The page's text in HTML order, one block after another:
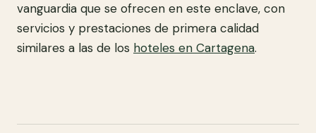
vanguardia que se ofrecen en este enclave, con
servicios y prestaciones de primera calidad
similares a las de los hoteles en Cartagena.